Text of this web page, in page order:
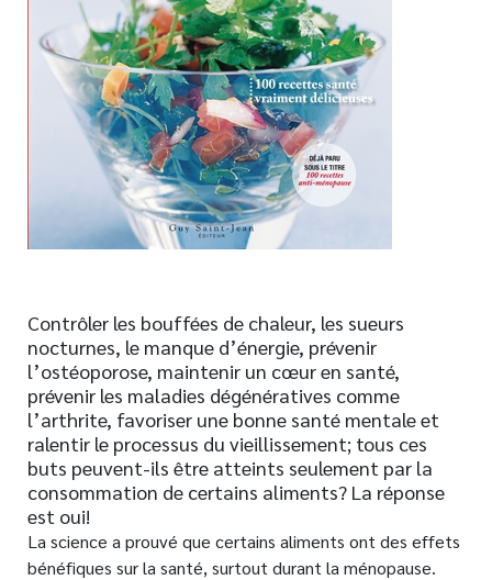
Nouveautés
Numérique
Livres audio
Meilleurs vendeurs
Page vedette
AUTEURS
Contrôler les bouffées de chaleur, les sueurs
nocturnes, le manque d’énergie, prévenir
l’ostéoporose, maintenir un cœur en santé,
prévenir les maladies dégénératives comme
l’arthrite, favoriser une bonne santé mentale et
ralentir le processus du vieillissement; tous ces
buts peuvent-ils être atteints seulement par la
consommation de certains aliments? La réponse
est oui!
La science a prouvé que certains aliments ont des effets
bénéfiques sur la santé, surtout durant la ménopause.